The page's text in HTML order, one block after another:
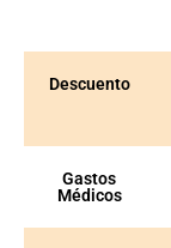
Descuento
Gastos
Médicos